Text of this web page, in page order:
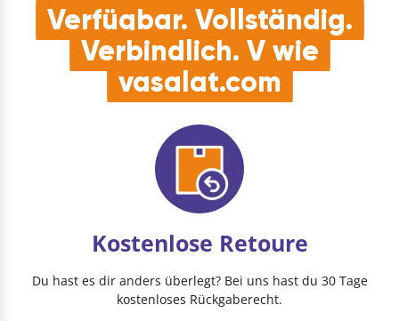
Verfügbar. Vollständig.
Verbindlich. V wie
vasalat.com
Kostenlose Retoure
Du hast es dir anders überlegt? Bei uns hast du 30 Tage
kostenloses Rückgaberecht.